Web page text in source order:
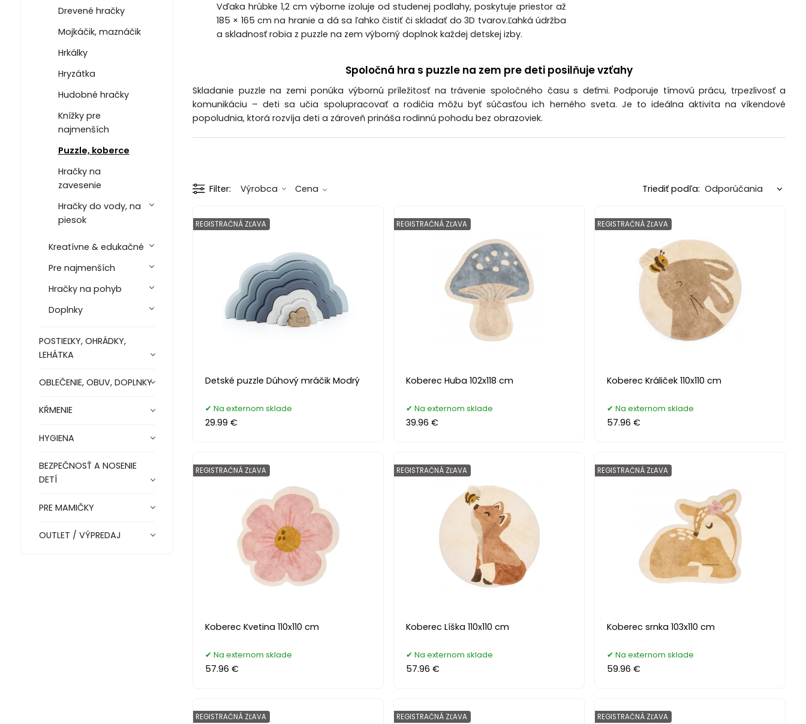
Drevené hračky
Mojkáčik, maznáčik
Hrkálky
Hryzátka
Hudobné hračky
Knížky pre
najmenších
Puzzle, koberce
Hračky na
zavesenie
Hračky do vody, na
piesok
Kreatívne & edukačné
Pre najmenších
Hračky na pohyb
Doplnky
POSTIEĽKY, OHRÁDKY,
LEHÁTKA
OBLEČENIE, OBUV, DOPLNKY
KŔMENIE
HYGIENA
BEZPEČNOSŤ A NOSENIE
DETÍ
PRE MAMIČKY
OUTLET / VÝPREDAJ
Vďaka hrúbke 1,2 cm výborne izoluje od studenej podlahy, poskytuje priestor až
185 × 165 cm na hranie a dá sa ľahko čistiť či skladať do 3D tvarov.Ľahká údržba
a skladnosť robia z puzzle na zem výborný doplnok každej detskej izby.
Spoločná hra s puzzle na zem pre deti posilňuje vzťahy
Skladanie puzzle na zemi ponúka výbornú príležitosť na trávenie spoločného času s deťmi. Podporuje tímovú prácu, trpezlivosť a
komunikáciu – deti sa učia spolupracovať a rodičia môžu byť súčasťou ich herného sveta. Je to ideálna aktivita na víkendové
popoludnia, ktorá rozvíja deti a zároveň prináša rodinnú pohodu bez obrazoviek.
Filter Výrobca Cena Triediť podľa:
Detské puzzle Dúhový mráčik Modrý
REGISTRAČNÁ ZĽAVA
Na externom sklade
29.99 €
Koberec Huba 102x118 cm
REGISTRAČNÁ ZĽAVA
Na externom sklade
39.96 €
Koberec Králiček 110x110 cm
REGISTRAČNÁ ZĽAVA
Na externom sklade
57.96 €
Koberec Kvetina 110x110 cm
REGISTRAČNÁ ZĽAVA
Na externom sklade
57.96 €
Koberec Líška 110x110 cm
REGISTRAČNÁ ZĽAVA
Na externom sklade
57.96 €
Koberec srnka 103x110 cm
REGISTRAČNÁ ZĽAVA
Na externom sklade
59.96 €
REGISTRAČNÁ ZĽAVA REGISTRAČNÁ ZĽAVA REGISTRAČNÁ ZĽAVA